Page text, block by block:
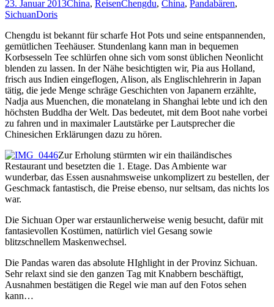
23. Januar 2013China, ReisenChengdu, China, Pandabären,
SichuanDoris
Chengdu ist bekannt für scharfe Hot Pots und seine entspannenden,
gemütlichen Teehäuser. Stundenlang kann man in bequemen
Korbsesseln Tee schlürfen ohne sich vom sonst üblichen Neonlicht
blenden zu lassen. In der Nähe besichtigten wir, Pia aus Holland,
frisch aus Indien eingeflogen, Alison, als Englischlehrerin in Japan
tätig, die jede Menge schräge Geschichten von Japanern erzählte,
Nadja aus Muenchen, die monatelang in Shanghai lebte und ich den
höchsten Buddha der Welt. Das bedeutet, mit dem Boot nahe vorbei
zu fahren und in maximaler Lautstärke per Lautsprecher die
Chinesichen Erklärungen dazu zu hören.
Zur Erholung stürmten wir ein thailändisches
Restaurant und besetzten die 1. Etage. Das Ambiente war
wunderbar, das Essen ausnahmsweise unkomplizert zu bestellen, der
Geschmack fantastisch, die Preise ebenso, nur seltsam, das nichts los
war.
Die Sichuan Oper war erstaunlicherweise wenig besucht, dafür mit
fantasievollen Kostümen, natürlich viel Gesang sowie
blitzschnellem Maskenwechsel.
Die Pandas waren das absolute HIghlight in der Provinz Sichuan.
Sehr relaxt sind sie den ganzen Tag mit Knabbern beschäftigt,
Ausnahmen bestätigen die Regel wie man auf den Fotos sehen
kann…